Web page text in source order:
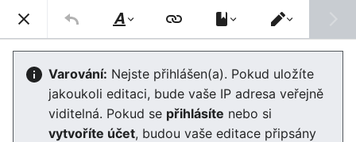
Enviwiki
Globální veřejný statek
Editor se nyní načte. Pokud tuto zprávu stále vidíte po
několika sekundách, prosím obnovte stránku .
Styl
textu
Přepnout
editor
Varování: Nejste přihlášen(a). Pokud uložíte
jakoukoli editaci, bude vaše IP adresa veřejně
viditelná. Pokud se přihlásíte nebo si
vytvoříte účet, budou vaše editace připsány